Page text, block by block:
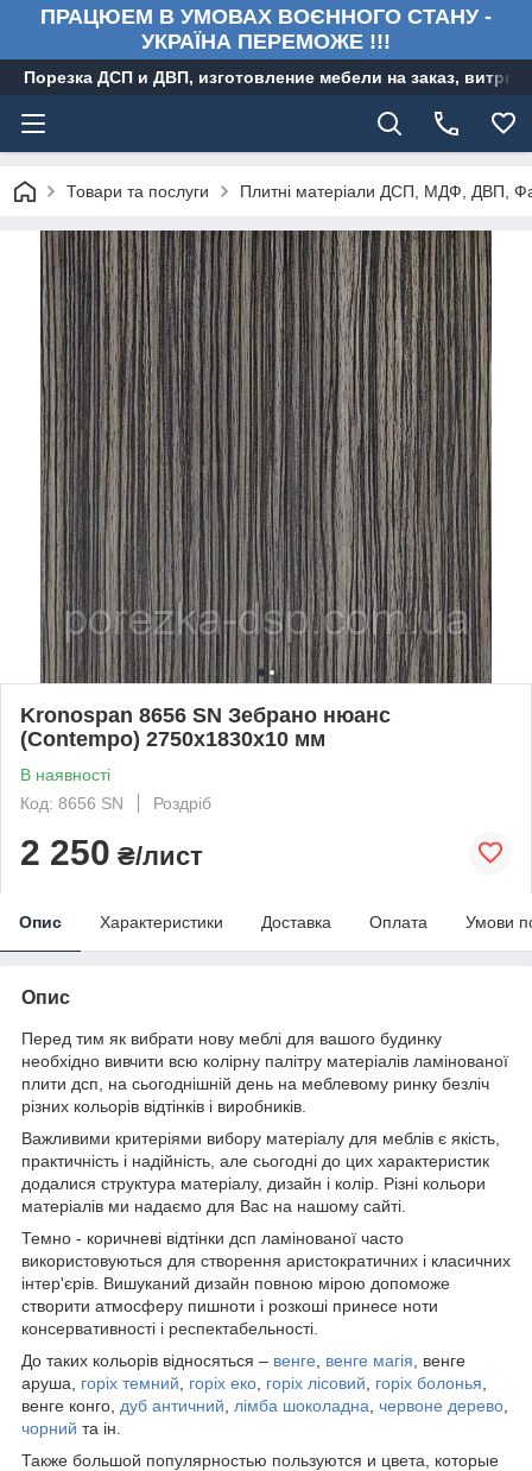
ПРАЦЮЕМ В УМОВАХ ВОЄННОГО СТАНУ -
УКРАЇНА ПЕРЕМОЖЕ !!!
Порезка ДСП и ДВП, изготовление мебели на заказ,
Товари та послуги Плитні матеріали ДСП, МДФ, ДВП,
Kronospan 8656 SN Зебрано нюанс
(Contempo) 2750х1830х10 мм
В наявності
Код: 8656 SN
Роздріб
2 250 ₴/лист
Опис Характеристики Доставка Оплата Умови
Опис
Перед тим як вибрати нову меблі для вашого будинку
необхідно вивчити всю колірну палітру матеріалів ламінованої
плити дсп, на сьогоднішній день на меблевому ринку безліч
різних кольорів відтінків і виробників.
Важливими критеріями вибору матеріалу для меблів є якість,
практичність і надійність, але сьогодні до цих характеристик
додалися структура матеріалу, дизайн і колір. Різні кольори
матеріалів ми надаємо для Вас на нашому сайті.
Темно - коричневі відтінки дсп ламінованої часто
використовуються для створення аристократичних і класичних
інтер'єрів. Вишуканий дизайн повною мірою допоможе
створити атмосферу пишноти і розкоші принесе ноти
консервативності і респектабельності.
До таких кольорів відносяться – венге венге магія , венге
аруша, горіх темний горіх еко горіх лісовий горіх болонья
венге конго, дуб античний лімба шоколадна червоне дерево
чорний та ін.
Также большой популярностью пользуются и цвета, которые